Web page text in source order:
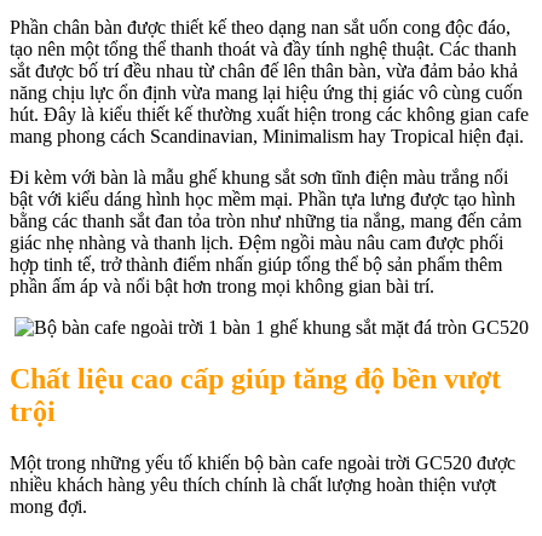
Phần chân bàn được thiết kế theo dạng nan sắt uốn cong độc đáo,
tạo nên một tổng thể thanh thoát và đầy tính nghệ thuật. Các thanh
sắt được bố trí đều nhau từ chân đế lên thân bàn, vừa đảm bảo khả
năng chịu lực ổn định vừa mang lại hiệu ứng thị giác vô cùng cuốn
hút. Đây là kiểu thiết kế thường xuất hiện trong các không gian cafe
mang phong cách Scandinavian, Minimalism hay Tropical hiện đại.
Đi kèm với bàn là mẫu ghế khung sắt sơn tĩnh điện màu trắng nổi
bật với kiểu dáng hình học mềm mại. Phần tựa lưng được tạo hình
bằng các thanh sắt đan tỏa tròn như những tia nắng, mang đến cảm
giác nhẹ nhàng và thanh lịch. Đệm ngồi màu nâu cam được phối
hợp tinh tế, trở thành điểm nhấn giúp tổng thể bộ sản phẩm thêm
phần ấm áp và nổi bật hơn trong mọi không gian bài trí.
Chất liệu cao cấp giúp tăng độ bền vượt
trội
Một trong những yếu tố khiến bộ bàn cafe ngoài trời GC520 được
nhiều khách hàng yêu thích chính là chất lượng hoàn thiện vượt
mong đợi.